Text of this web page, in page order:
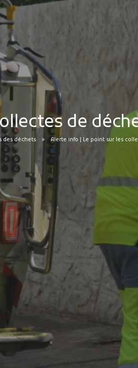
de
des déchets Alerte info | Le point sur les